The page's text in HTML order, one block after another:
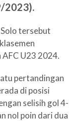
2023).
tersebut
U23 2024.
pertandingan
di posisi
selisih gol 4-
nol poin dari dua